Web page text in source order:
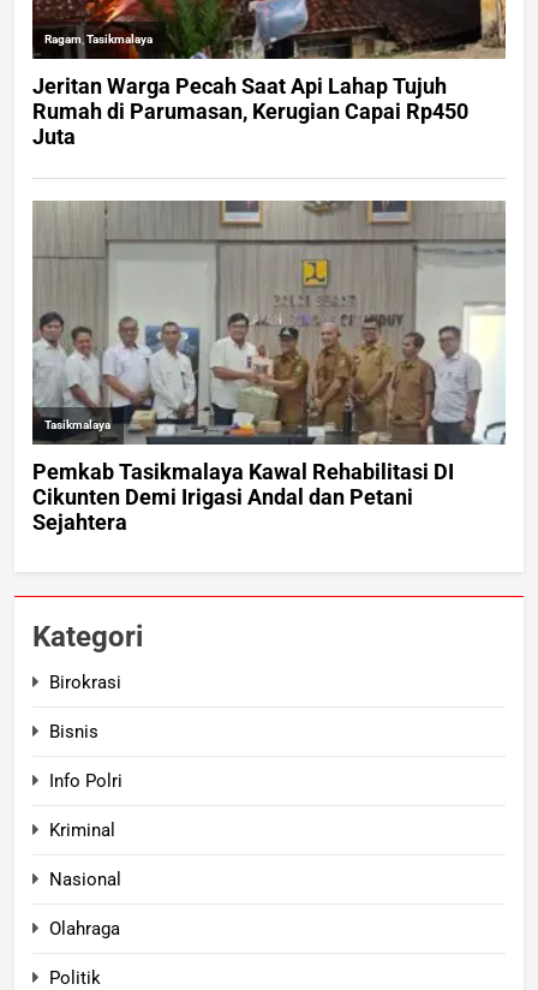
Kategori
Birokrasi
Bisnis
Info Polri
Kriminal
Nasional
Olahraga
Politik